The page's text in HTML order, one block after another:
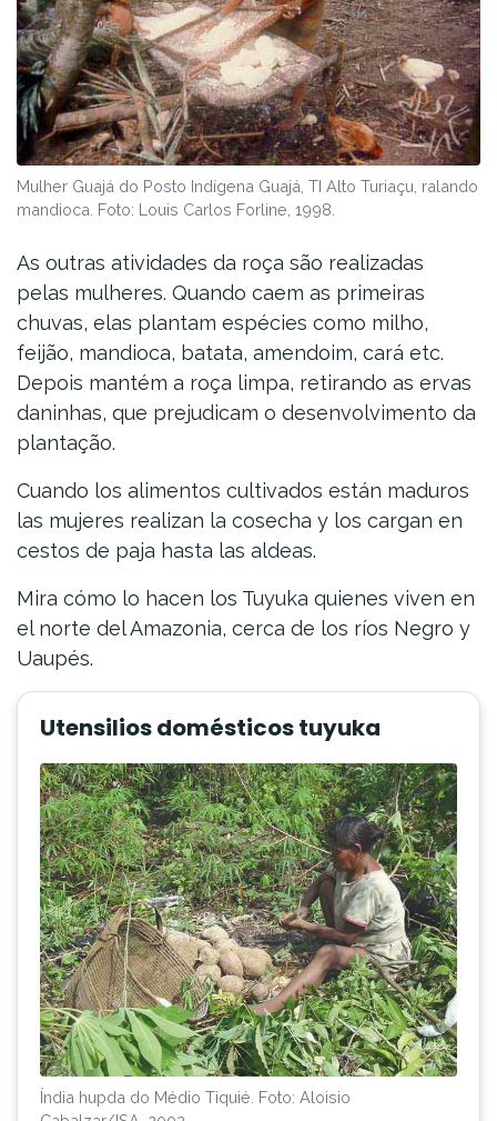
Mulher Guajá do Posto Indígena Guajá, TI Alto Turiaçu, ralando
mandioca. Foto: Louis Carlos Forline, 1998.
As outras atividades da roça são realizadas
pelas mulheres. Quando caem as primeiras
chuvas, elas plantam espécies como milho,
feijão, mandioca, batata, amendoim, cará etc.
Depois mantém a roça limpa, retirando as ervas
daninhas, que prejudicam o desenvolvimento da
plantação.
Cuando los alimentos cultivados están maduros
las mujeres realizan la cosecha y los cargan en
cestos de paja hasta las aldeas.
Mira cómo lo hacen los Tuyuka quienes viven en
el norte del Amazonia, cerca de los ríos Negro y
Uaupés.
Utensilios domésticos tuyuka
Índia hupda do Médio Tiquié. Foto: Aloisio